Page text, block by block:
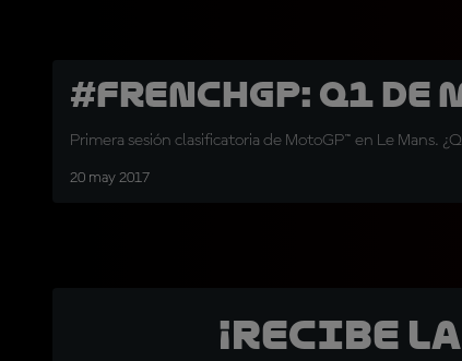
#FrenchGP: Q1 de
Primera sesión clasificatoria de MotoGP™ en Le Mans.
20 may 2017
¡Recibe